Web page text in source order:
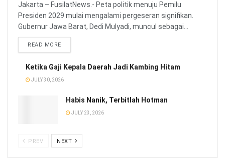
Jakarta – FusilatNews.- Peta politik menuju Pemilu
Presiden 2029 mulai mengalami pergeseran signifikan.
Gubernur Jawa Barat, Dedi Mulyadi, muncul sebagai...
READ MORE
Ketika Gaji Kepala Daerah Jadi Kambing Hitam
JULY 30, 2026
Habis Nanik, Terbitlah Hotman
JULY 23, 2026
PREV NEXT